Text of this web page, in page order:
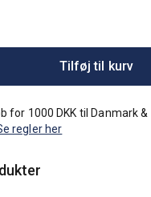
Tilføj til kurv
for 1000 DKK til Danmark &
regler her